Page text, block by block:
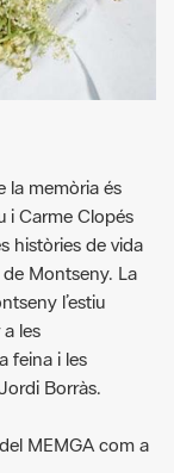
la memòria és
històries de vida
Montseny. La
l’estiu
les
feina i les
Borràs.
MEMGA com a
a 2/4 de 8 del